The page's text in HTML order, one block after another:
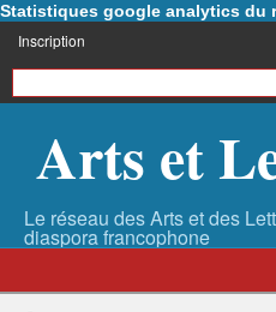
Statistiques google analytics du
Inscription
Arts et